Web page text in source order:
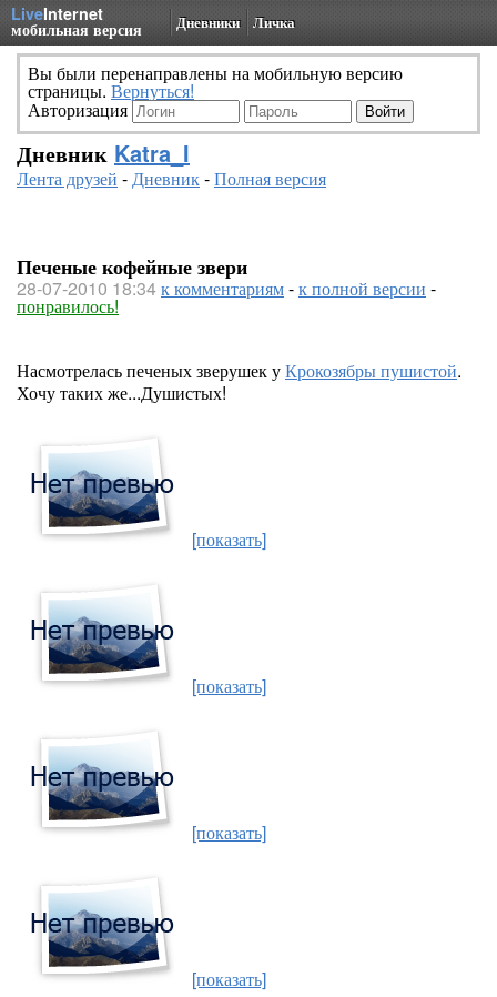
LiveInternet
мобильная версия Дневники Личка
Вы были перенаправлены на мобильную версию
страницы. Вернуться!
Авторизация
Дневник Katra_I
Лента друзей -Дневник-Полная версия
Печеные кофейные звери
28-07-2010 18:34к комментариям-к полной версии -
понравилось!
Насмотрелась печеных зверушек уКрокозябры пушистой.
Хочу таких же...Душистых!
[показать]
[показать]
[показать]
[показать]